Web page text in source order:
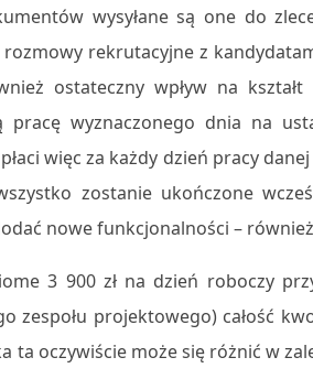
wysyłane są one do
rekrutacyjne z
ostateczny wpływ na kształt
pracę wyznaczonego dnia na
więc za każdy dzień pracy
zostanie ukończone
nowe funkcjonalności –
3 900 zł na dzień roboczy
zespołu projektowego) całość
ta oczywiście może się różnić w